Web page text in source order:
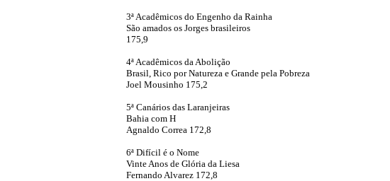
3ª Acadêmicos do Engenho da Rainha
São amados os Jorges brasileiros
175,9
4ª Acadêmicos da Abolição
Brasil, Rico por Natureza e Grande pela Pobreza
Joel Mousinho 175,2
5ª Canários das Laranjeiras
Bahia com H
Agnaldo Correa 172,8
6ª Difícil é o Nome
Vinte Anos de Glória da Liesa
Fernando Alvarez 172,8